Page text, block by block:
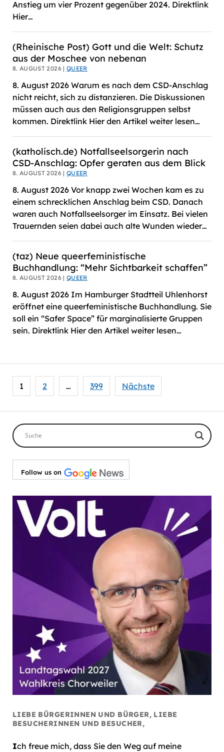
Anstieg um vier Prozent gegenüber 2024. Direktlink
Hier…
(Rheinische Post) Gott und die Welt: Schutz
aus der Moschee von nebenan
8. AUGUST 2026 |QUEER
8. August 2026 Warum es nach dem CSD-Anschlag
nicht reicht, sich zu distanzieren. Die Diskussionen
müssen auch aus den Religionsgruppen selbst
kommen. Direktlink Hier den Artikel weiter lesen…
(katholisch.de) Notfallseelsorgerin nach
CSD-Anschlag: Opfer geraten aus dem Blick
8. AUGUST 2026 |QUEER
8. August 2026 Vor knapp zwei Wochen kam es zu
einem schrecklichen Anschlag beim CSD. Danach
waren auch Notfallseelsorger im Einsatz. Bei vielen
Trauernden seien dabei auch alte Wunden wieder…
(taz) Neue queerfeministische
Buchhandlung: “Mehr Sichtbarkeit schaffen”
8. AUGUST 2026 |QUEER
8. August 2026 Im Hamburger Stadtteil Uhlenhorst
eröffnet eine queerfeministische Buchhandlung. Sie
soll ein “Safer Space” für marginalisierte Gruppen
sein. Direktlink Hier den Artikel weiter lesen…
Seitennummerierung
der
1 2 … 399 Nächste
Follow us on
LIEBE BÜRGERINNEN UND BÜRGER, LIEBE
BESUCHERINNEN UND BESUCHER,
Ich freue mich, dass Sie den Weg auf meine